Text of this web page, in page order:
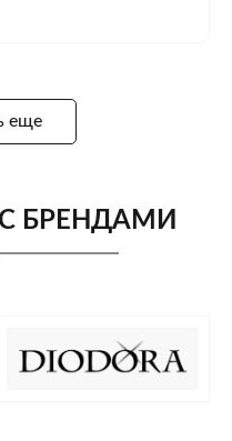
еще
БРЕНДАМИ